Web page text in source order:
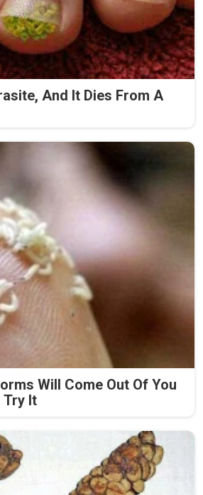
And It Dies From A
Will Come Out Of You
Try It